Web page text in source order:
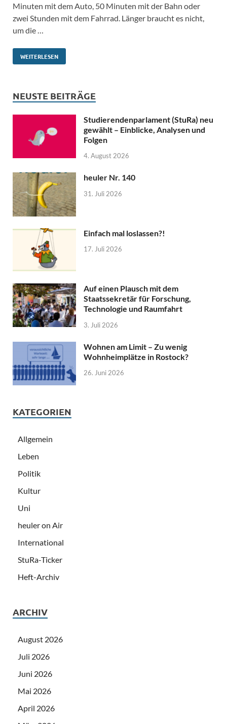
Minuten mit dem Auto, 50 Minuten mit der Bahn oder
zwei Stunden mit dem Fahrrad. Länger braucht es nicht,
um die …
WEITERLESEN
NEUSTE BEITRÄGE
Studierendenparlament (StuRa) neu
gewählt – Einblicke, Analysen und
Folgen
4. August 2026
heuler Nr. 140
31. Juli 2026
Einfach mal loslassen?!
17. Juli 2026
Auf einen Plausch mit dem
Staatssekretär für Forschung,
Technologie und Raumfahrt
3. Juli 2026
Wohnen am Limit – Zu wenig
Wohnheimplätze in Rostock?
26. Juni 2026
KATEGORIEN
Allgemein
Leben
Politik
Kultur
Uni
heuler on Air
International
StuRa-Ticker
Heft-Archiv
ARCHIV
August 2026
Juli 2026
Juni 2026
Mai 2026
April 2026